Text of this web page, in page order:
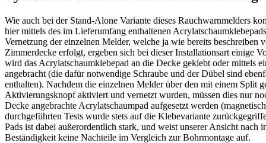
Wie auch bei der Stand-Alone Variante dieses Rauchwarnmelders
hier mittels des im Lieferumfang enthaltenen
Vernetzung der einzelnen Melder, welche ja wie bereits beschreiben
Zimmerdecke erfolgt, ergeben sich bei dieser Installationsart einige
wird das Acrylatschaumklebepad an die Decke geklebt oder mittels
angebracht (die dafür notwendige Schraube und der Dübel sind
enthalten). Nachdem die einzelnen Melder über den mit einem Split
Aktivierungsknopf aktiviert und vernetzt wurden, müssen dies nur
Decke angebrachte Acrylatschaumpad aufgesetzt werden
durchgeführten Tests wurde stets auf die Klebevariante
Pads ist dabei außerordentlich stark, und weist unserer Ansicht nach
Beständigkeit keine Nachteile im Vergleich zur Bohrmontage auf.